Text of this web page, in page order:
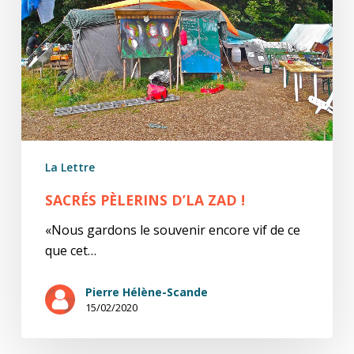
La Lettre
SACRÉS PÈLERINS D’LA ZAD !
«Nous gardons le souvenir encore vif de ce
que cet…
Pierre Hélène-Scande
15/02/2020